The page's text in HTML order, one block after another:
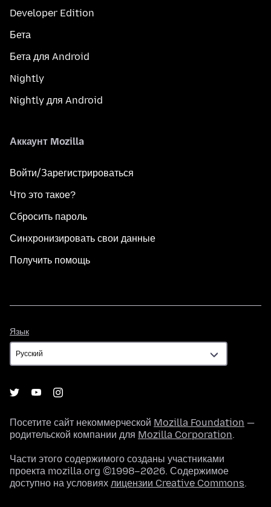
Developer Edition
Бета
Бета для Android
Nightly
Nightly для Android
Аккаунт Mozilla
Войти/Зарегистрироваться
Что это такое?
Сбросить пароль
Синхронизировать свои данные
Получить помощь
Язык
Посетите сайт некоммерческой Mozilla Foundation —
родительской компании для Mozilla Corporation.
Части этого содержимого созданы участниками
проекта mozilla.org ©1998–2026. Содержимое
доступно на условиях лицензии Creative Commons.